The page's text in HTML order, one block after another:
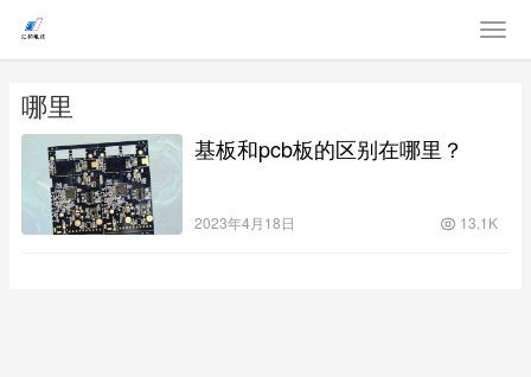
哪里
基板和pcb板的区别在哪里？
2023年4月18日 13.1K